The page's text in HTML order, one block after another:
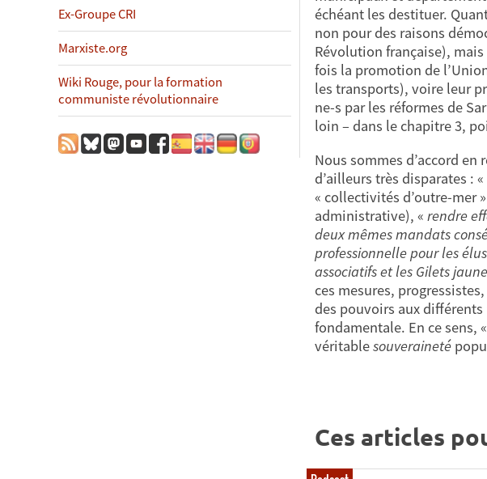
Ex-Groupe CRI
Marxiste.org
Wiki Rouge, pour la formation
communiste révolutionnaire
échéant les destituer.
non pour des raisons
Révolution française),
fois la promotion de
les transports), voire leur
ne-s par les réformes de
loin – dans le chapitre 3,
Nous sommes d’accord
d’ailleurs très disparates : «
« collectivités d’outre-mer
administrative), « rendre
deux mêmes mandats
professionnelle pour les élus
associatifs et les Gilets
ces mesures,
des pouvoirs aux
fondamentale. En ce sens, «
véritablesouveraineté
Ces articles